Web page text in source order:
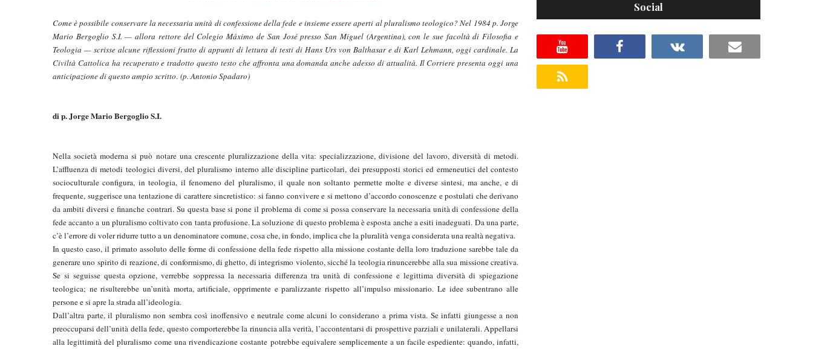
Come è possibile conservare la necessaria unità di confessione della fede e insieme essere aperti al pluralismo teologico? Nel 1984 p. Jorge
Mario Bergoglio S.I. — allora rettore del Colegio Máximo de San José presso San Miguel (Argentina), con le sue facoltà di Filosofia e
Teologia — scrisse alcune riflessioni frutto di appunti di lettura di testi di Hans Urs von Balthasar e di Karl Lehmann, oggi cardinale. La
Civiltà Cattolica ha recuperato e tradotto questo testo che affronta una domanda anche adesso di attualità. Il Corriere presenta oggi una
anticipazione di questo ampio scritto. (p. Antonio Spadaro)
di p. Jorge Mario Bergoglio S.I.
Nella società moderna si può notare una crescente pluralizzazione della vita: specializzazione, divisione del lavoro, diversità di metodi.
L’affluenza di metodi teologici diversi, del pluralismo interno alle discipline particolari, dei presupposti storici ed ermeneutici del contesto
socioculturale configura, in teologia, il fenomeno del pluralismo, il quale non soltanto permette molte e diverse sintesi, ma anche, e di
frequente, suggerisce una tentazione di carattere sincretistico: si fanno convivere e si mettono d’accordo conoscenze e postulati che derivano
da ambiti diversi e finanche contrari. Su questa base si pone il problema di come si possa conservare la necessaria unità di confessione della
fede accanto a un pluralismo coltivato con tanta profusione. La soluzione di questo problema è esposta anche a esiti inadeguati. Da una parte,
c’è l’errore di voler ridurre tutto a un denominatore comune, cosa che, in fondo, implica che la pluralità venga considerata una realtà negativa.
In questo caso, il primato assoluto delle forme di confessione della fede rispetto alla missione costante della loro traduzione sarebbe tale da
generare uno spirito di reazione, di conformismo, di ghetto, di integrismo violento, sicché la teologia rinuncerebbe alla sua missione creativa.
Se si seguisse questa opzione, verrebbe soppressa la necessaria differenza tra unità di confessione e legittima diversità di spiegazione
teologica; ne risulterebbe un’unità morta, artificiale, opprimente e paralizzante rispetto all’impulso missionario. Le idee subentrano alle
persone e si apre la strada all’ideologia.
Dall’altra parte, il pluralismo non sembra così inoffensivo e neutrale come alcuni lo considerano a prima vista. Se infatti giungesse a non
preoccuparsi dell’unità della fede, questo comporterebbe la rinuncia alla verità, l’accontentarsi di prospettive parziali e unilaterali. Appellarsi
alla legittimità del pluralismo come una rivendicazione costante potrebbe equivalere semplicemente a un facile espediente: quando, infatti,
Social